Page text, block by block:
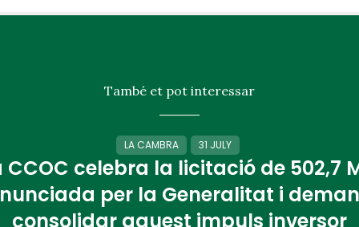
També et pot interessar
LA CAMBRA 31 JULY
CCOC celebra la licitació de 502,7
per la Generalitat i
consolidar aquest impuls inversor